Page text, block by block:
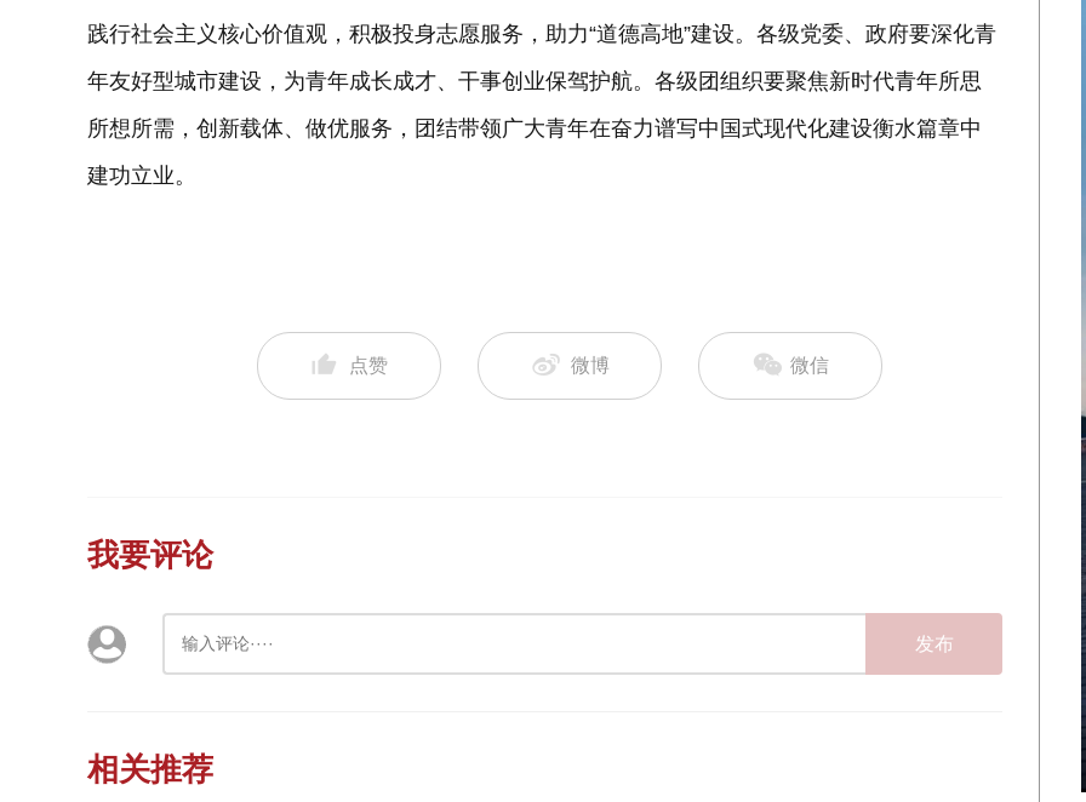
践行社会主义核心价值观，积极投身志愿服务，助力“道德高地”建设。各级党委、政府要深化青
年友好型城市建设，为青年成长成才、干事创业保驾护航。各级团组织要聚焦新时代青年所思
所想所需，创新载体、做优服务，团结带领广大青年在奋力谱写中国式现代化建设衡水篇章中
建功立业。
点赞 微博 微信
我要评论
发布
相关推荐